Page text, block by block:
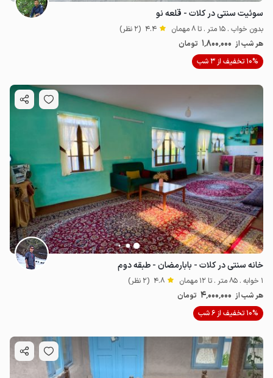
سوئیت سنتی در کلات - قلعه نو
بدون خواب . 15 متر . تا 8 مهمان 4.4 (2 نظر)
هر شب از 1٬800٬000 تومان
10% تخفیف از 3 شب
خانه سنتی در کلات - بابارمضان - طبقه دوم
1 خوابه . 85 متر . تا 12 مهمان 4.8 (2 نظر)
هر شب از 4٬000٬000 تومان
10% تخفیف از 6 شب